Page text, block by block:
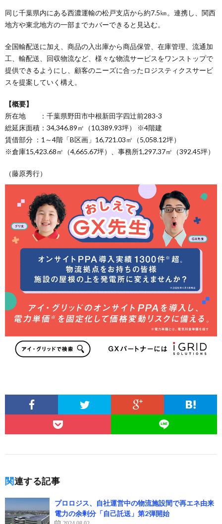
同じ千葉県内にある西濃運輸の松戸支店から約7.5㎞。連携し、関西
地方や東北地方の一部までカバーできると見込む。
全国輸配送に加え、商品の入出庫から商品保管、在庫管理、流通加
工、輸配送、回収物流など、様々な物流サービスをワンストップで
提供できるようにし、顧客のニーズに合ったロジスティクスサービ
スを提案していく構え。
【概要】
所在地 ：千葉県野田市中根新田字四辻前283-3
総延床面積：34,346.89㎡（10,389.93坪） ※4階建
賃借部分 ：1～4階「B区画」16,721.03㎡（5,058.12坪）
※倉庫15,423.68㎡（4,665.67坪）、事務所1,297.37㎡（392.45坪）
（藤原秀行）
関連する記事
プロロジス、自社運営中の物流施設間で再エネ由来
電力の余剰分「自己託送」第2弾開始